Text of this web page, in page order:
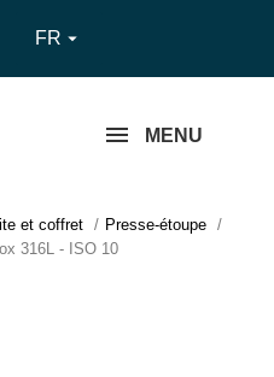
FR 
MENU
et coffret
Presse-étoupe
316L - ISO 10